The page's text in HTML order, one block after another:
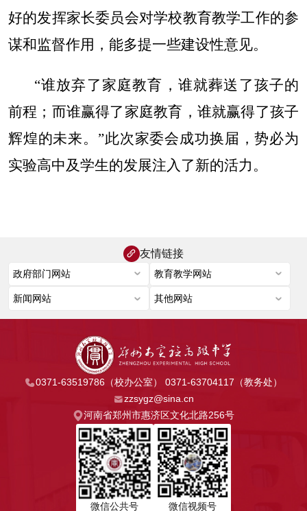
好的发挥家长委员会对学校教育教学工作的参
谋和监督作用，能多提一些建设性意见。
“谁放弃了家庭教育，谁就葬送了孩子的
前程；而谁赢得了家庭教育，谁就赢得了孩子
辉煌的未来。”此次家委会成功换届，势必为
实验高中及学生的发展注入了新的活力。
友情链接
0371-63519786（校办公室） 0371-63704117（教务处）
zzsygz@sina.cn
河南省郑州市惠济区文化北路256号
微信公共号 微信视频号